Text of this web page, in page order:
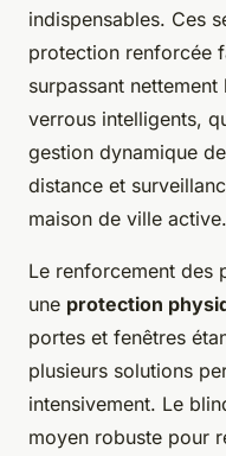
indispensables. Ces
protection renforcée
surpassant
verrous intelligents,
gestion dynamique
distance et
maison de ville active.
Le renforcement des
une protection
portes et fenêtres
plusieurs solutions
intensivement. Le
moyen robuste pour